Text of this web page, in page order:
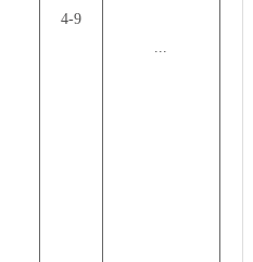
4-9